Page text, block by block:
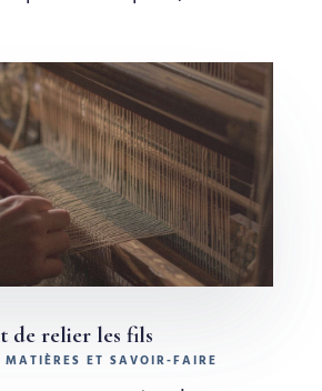
de relier les fils
MATIÈRES ET SAVOIR-FAIRE